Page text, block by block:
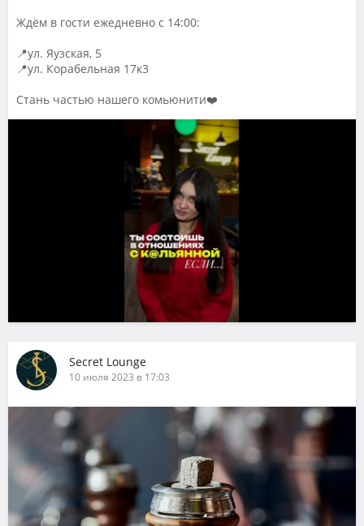
Ждём в гости ежедневно с 14:00:
📍ул. Яузская, 5
📍ул. Корабельная 17к3
Стань частью нашего комьюнити❤️
Secret Lounge
10 июля 2023 в 17:03